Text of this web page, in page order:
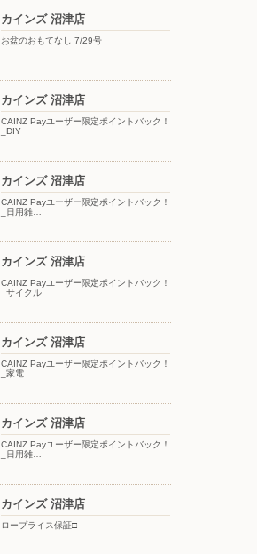
カインズ 沼津店
お盆のおもてなし 7/29号
カインズ 沼津店
CAINZ Payユーザー限定ポイントバック！
_DIY
カインズ 沼津店
CAINZ Payユーザー限定ポイントバック！
_日用雑…
カインズ 沼津店
CAINZ Payユーザー限定ポイントバック！
_サイクル
カインズ 沼津店
CAINZ Payユーザー限定ポイントバック！
_家電
カインズ 沼津店
CAINZ Payユーザー限定ポイントバック！
_日用雑…
カインズ 沼津店
ロープライス保証□